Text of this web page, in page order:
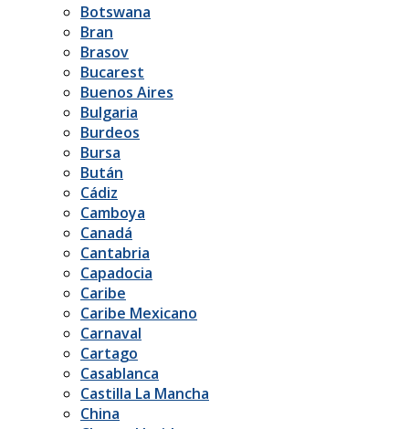
Botswana
Bran
Brasov
Bucarest
Buenos Aires
Bulgaria
Burdeos
Bursa
Bután
Cádiz
Camboya
Canadá
Cantabria
Capadocia
Caribe
Caribe Mexicano
Carnaval
Cartago
Casablanca
Castilla La Mancha
China